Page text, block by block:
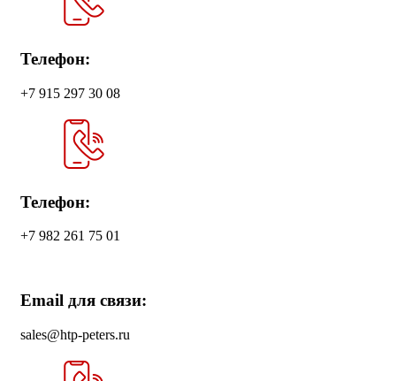
Телефон:
+7 915 297 30 08
Телефон:
+7 982 261 75 01
Email для связи:
sales@htp-peters.ru